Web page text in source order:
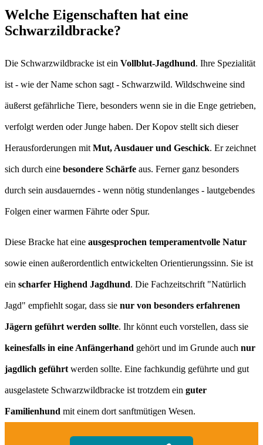
Welche Eigenschaften hat eine
Schwarzildbracke?
Die Schwarzwildbracke ist ein Vollblut-Jagdhund. Ihre Spezialität
ist - wie der Name schon sagt - Schwarzwild. Wildschweine sind
äußerst gefährliche Tiere, besonders wenn sie in die Enge getrieben,
verfolgt werden oder Junge haben. Der Kopov stellt sich dieser
Herausforderungen mit Mut, Ausdauer und Geschick. Er zeichnet
sich durch eine besondere Schärfe aus. Ferner ganz besonders
durch sein ausdauerndes - wenn nötig stundenlanges - lautgebendes
Folgen einer warmen Fährte oder Spur.
Diese Bracke hat eine ausgesprochen temperamentvolle Natur
sowie einen außerordentlich entwickelten Orientierungssinn. Sie ist
ein scharfer Highend Jagdhund. Die Fachzeitschrift "Natürlich
Jagd" empfiehlt sogar, dass sie nur von besonders erfahrenen
Jägern geführt werden sollte. Ihr könnt euch vorstellen, dass sie
keinesfalls in eine Anfängerhand gehört und im Grunde auch nur
jagdlich geführt werden sollte. Eine fachkundig geführte und gut
ausgelastete Schwarzwildbracke ist trotzdem ein guter
Familienhund mit einem dort sanftmütigen Wesen.